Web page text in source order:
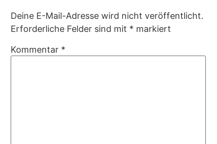
Deine E-Mail-Adresse wird nicht veröffentlicht.
Erforderliche Felder sind mit * markiert
Kommentar *